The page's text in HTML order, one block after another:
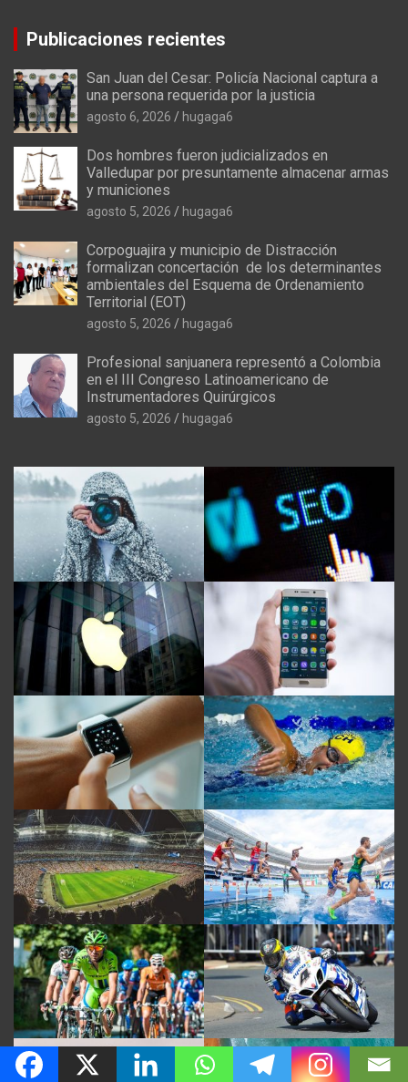
Publicaciones recientes
San Juan del Cesar: Policía Nacional captura a
una persona requerida por la justicia
agosto 6, 2026 hugaga6
Dos hombres fueron judicializados en
Valledupar por presuntamente almacenar armas
y municiones
agosto 5, 2026 hugaga6
Corpoguajira y municipio de Distracción
formalizan concertación de los determinantes
ambientales del Esquema de Ordenamiento
Territorial (EOT)
agosto 5, 2026 hugaga6
Profesional sanjuanera representó a Colombia
en el III Congreso Latinoamericano de
Instrumentadores Quirúrgicos
agosto 5, 2026 hugaga6